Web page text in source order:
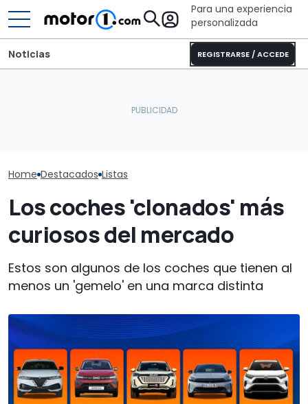
Para una experiencia
personalizada
REGISTRARSE / ACCEDE
Noticias
Home Destacados Listas
Los coches 'clonados' más
curiosos del mercado
Estos son algunos de los coches que tienen al
menos un 'gemelo' en una marca distinta